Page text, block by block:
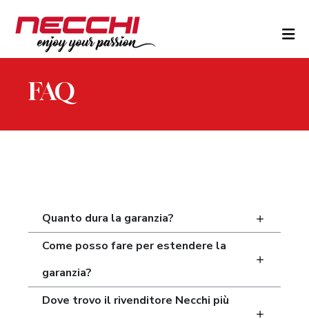
FAQ
Quanto dura la garanzia?
Come posso fare per estendere la
garanzia?
Dove trovo il rivenditore Necchi più